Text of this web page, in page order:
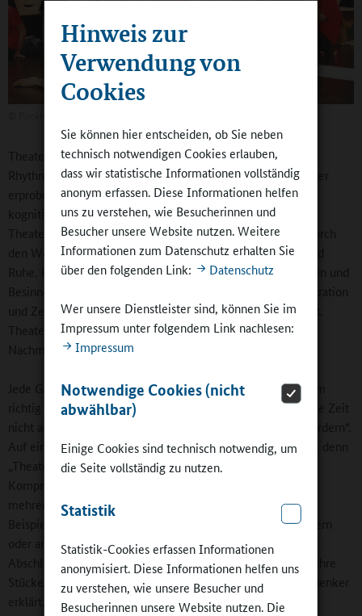
Hinweis zur
Verwendung von
Cookies
Sie können hier entscheiden, ob Sie neben
technisch notwendigen Cookies erlauben,
dass wir statistische Informationen vollständig
anonym erfassen. Diese Informationen helfen
uns zu verstehen, wie Besucherinnen und
Besucher unsere Website nutzen. Weitere
Informationen zum Datenschutz erhalten Sie
über den folgenden Link:
Datenschutz
Wer unsere Dienstleister sind, können Sie im
Impressum unter folgendem Link nachlesen:
Impressum
Notwendige Cookies (nicht
abwählbar)
Einige Cookies sind technisch notwendig, um
die Seite vollständig zu nutzen.
Statistik
Statistik-Cookies erfassen Informationen
anonymisiert. Diese Informationen helfen uns
zu verstehen, wie unsere Besucher und
Besucherinnen unsere Website nutzen. Die
Theater leistet ebenfalls einen wesentlichen Beitrag zur
Rhythmisierung des Schultags – die Schülerinnen und Schüler
erproben sich hier in Gestaltungsformen, auch jenseits rein
kognitiver Herausforderungen. Guter Theaterunterricht, so
Theaterlehrer Friedrich, sei selbst schon Rhythmisierung: durch
den Wechsel von Anstrengung und Erholung, Bewegung und
Ruhe, kognitiven und praktischen Arbeitsphasen, Aufnehmen und
Besinnen, gelenktem Arbeiten und Selbsttätigkeit, Konzentration
und Zerstreuung, individuellem Arbeiten und Gruppenarbeit.
Theater sei alles andere als „Beschäftigungsmaßnahme am
Nachmittag“.
Jede Ganztagsklasse erarbeitet ein kleineres Stück. Zu einem
richtig abendfüllenden Programm reicht laut Dirk Benker die Zeit
nicht aus, und „es würde die Kinder womöglich auch überfordern“.
Auf eine Präsentation wollte man dennoch nicht verzichten, denn
„Theater ohne Aufführung“ habe wenig Sinn. So sei der
Kompromiss, kleinere Stücke einzustudieren und dann zu
mehreren Gelegenheiten zur Aufführung zu bringen – zum
Beispiel am Kennenlernabend für die Eltern von Viertklässlern
oder am interkulturellen Abend. „Dazu kommt noch die
Abschlusspräsentation, bei der alle Ganztagstheaterklassen ihre
Stücke aufführen und sich dann darüber austauschen“, wie Benker
erklärt.